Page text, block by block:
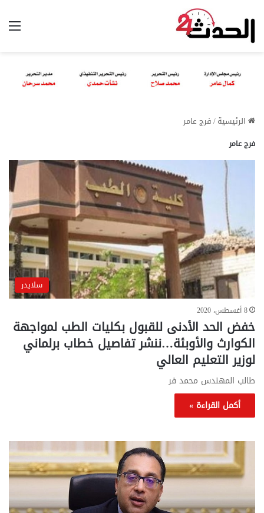
الرئيسية/فرج عامر
فرج عامر
سلايدر
8 أغسطس، 2020
خفض الحد الأدنى للقبول بكليات الطب لمواجهة
الكوارث والأوبئة…ننشر تفاصيل خطاب برلماني
لوزير التعليم العالي
طالب المهندس محمد فر
أكمل القراءة »
تحركات
حكومية
لحسم
قانون
القديم..والبرلمان:
..